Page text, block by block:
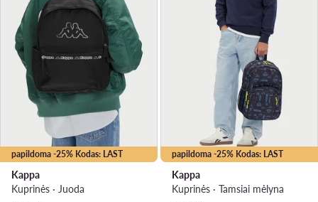
papildoma -25% Kodas: LAST
Kappa
Kuprinės · Juoda
papildoma -25% Kodas: LAST
Kappa
Kuprinės · Tamsiai mėlyna